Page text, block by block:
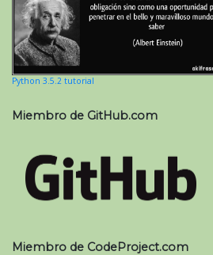
Python 3.5.2 tutorial
Miembro de GitHub.com
Miembro de CodeProject.com